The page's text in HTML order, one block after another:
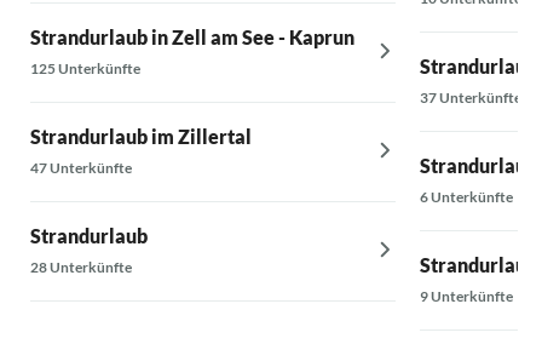
Strandurlaub in Zell am See - Kaprun
125 Unterkünfte
Strandurlaub im Zillertal
47 Unterkünfte
Strandurlaub
28 Unterkünfte
Strandurlaub
37 Unterkünfte
Strandurlaub
6 Unterkünfte
9 Unterkünfte